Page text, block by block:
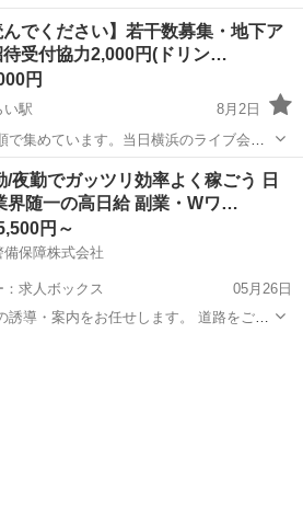
もしくはバッテリーって可能性もあるの
る人いたら､､､ バッテリー試させてくれ
...
駅 手伝って/助けて
んでください】若干数募集・地下ア
待受付協力2,000円(ドリン…
円
い駅
8月2日
集めています。当日横浜のライブ会場
テ 【要約】拘束時間なし(受付後帰宅可
らい駅 手伝って/助けて
/夜勤でガッツリ効率よく稼ごう 日
界随一の高日給 副業・Wワ…
円～
保障株式会社
：求人ボックス
05月26日
誘導・案内をお任せします。 道路をご利